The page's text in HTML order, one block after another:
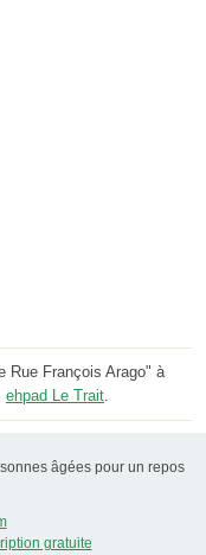
Rue François Arago" à
ehpad Le Trait.
âgées pour un repos
gratuite